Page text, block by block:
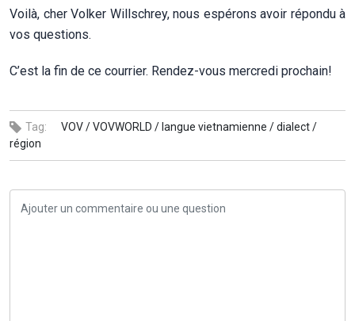
Voilà, cher Volker Willschrey, nous espérons avoir répondu à
vos questions.
C’est la fin de ce courrier. Rendez-vous mercredi prochain!
Tag: VOV /VOVWORLD / langue vietnamienne /dialect /
région